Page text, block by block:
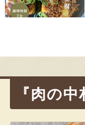
ゲ
シ
ョ
『肉の